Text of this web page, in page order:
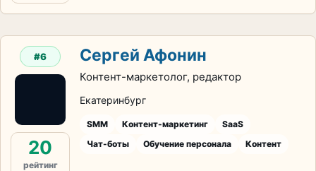
#6
20
рейтинг
Сергей Афонин
Контент-маркетолог, редактор
Екатеринбург
SMM Контент-маркетинг
SaaS
Чат-боты
Обучение персонала Контент